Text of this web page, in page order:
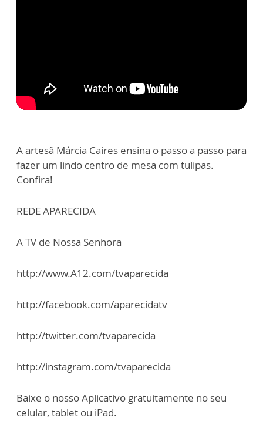
A artesã Márcia Caires ensina o passo a passo para
fazer um lindo centro de mesa com tulipas.
Confira!
REDE APARECIDA
A TV de Nossa Senhora
http://www.A12.com/tvaparecida
http://facebook.com/aparecidatv
http://twitter.com/tvaparecida
http://instagram.com/tvaparecida
Baixe o nosso Aplicativo gratuitamente no seu
celular, tablet ou iPad.